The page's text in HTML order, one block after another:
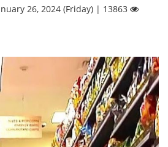
26, 2024 (Friday) | 13863